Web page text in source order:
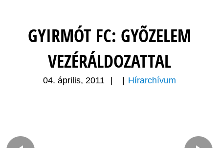
GYIRMÓT FC: GYÕZELEM
VEZÉRÁLDOZATTAL
04. április, 2011 Hírarchívum